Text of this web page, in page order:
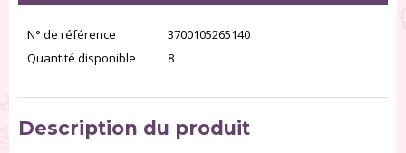
N° de référence
3700105265140
Quantité disponible
8
Description du produit